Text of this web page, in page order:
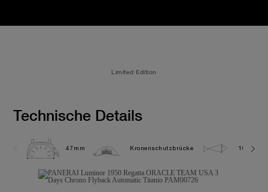
Limited Edition
Technische Details
47mm Kronenschutzbrücke 10.0 bar